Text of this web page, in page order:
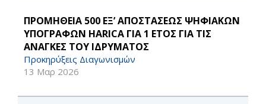
ΠΡΟΜΗΘΕΙΑ 500 ΕΞ’ ΑΠΟΣΤΑΣΕΩΣ ΨΗΦΙΑΚΩΝ
ΥΠΟΓΡΑΦΩΝ HARICA ΓΙΑ 1 ΕΤΟΣ ΓΙΑ ΤΙΣ
ΑΝΑΓΚΕΣ ΤΟΥ ΙΔΡΥΜΑΤΟΣ
Προκηρύξεις Διαγωνισμών
13 Μαρ 2026